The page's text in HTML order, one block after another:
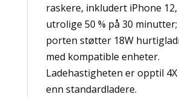
raskere, inkludert iPhone 12,
utrolige 50 % på 30 minutter;
porten støtter 18W
med kompatible enheter.
Ladehastigheten er opptil
enn standardladere.